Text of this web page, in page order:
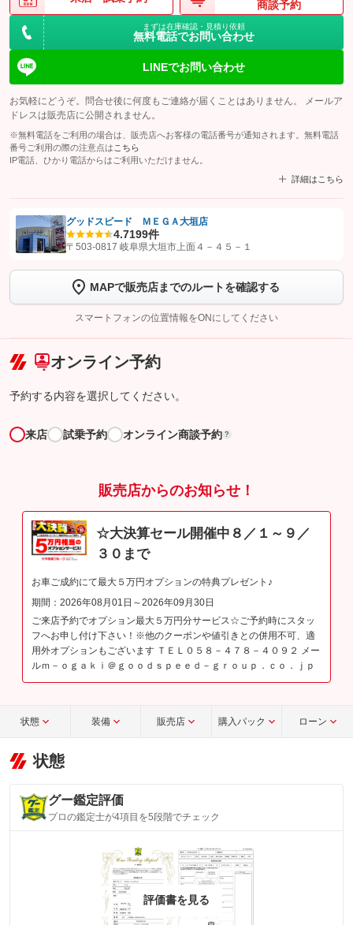
商談予約
まずは在庫確認・見積り依頼
無料電話でお問い合わせ
LINEでお問い合わせ
お気軽にどうぞ。問合せ後に何度もご連絡が届くことはありません。 メールア
ドレスは販売店に公開されません。
※無料電話をご利用の場合は、販売店へお客様の電話番号が通知されます。無料電話
番号ご利用の際の注意点は こちら
IP電話、ひかり電話からはご利用いただけません。
詳細はこちら
【STEP1】認証画面でグーネットを友だち追加してから「許可する」ボタンを押
トーク画面で
ボタンをタップして問い合わせを
完了してください。
こちら
グッドスピード ＭＥＧＡ大垣店
4.7199件
〒503-0817 岐阜県大垣市上面４－４５－１
MAPで販売店までのルートを確認する
スマートフォンの位置情報をONにしてください
オンライン予約
予約する内容を選択してください。
来店 試乗予約 オンライン商談予約 ?
販売店からのお知らせ！
☆大決算セール開催中８／１～９／
３０まで
お車ご成約にて最大５万円オプションの特典プレゼント♪
期間：2026年08月01日～2026年09月30日
ご来店予約でオプション最大５万円分サービス☆ご予約時にスタッ
フへお申し付け下さい！※他のクーポンや値引きとの併用不可、適
用外オプションもございます ＴＥＬ０５８－４７８－４０９２ メー
ルｍ－ｏｇａｋｉ＠ｇｏｏｄｓｐｅｅｄ－ｇｒｏｕｐ．ｃｏ．ｊｐ
状態 装備 販売店 購入パック ローン
状態
グー鑑定評価
プロの鑑定士が4項目を5段階でチェック
評価書を見る